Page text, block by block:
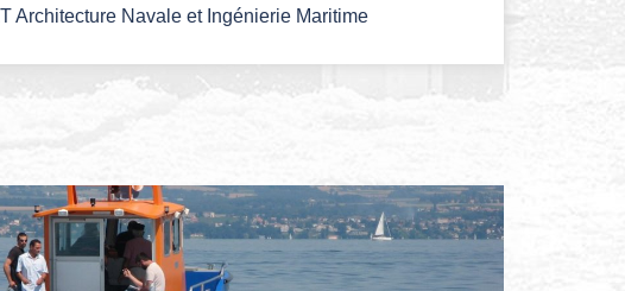
Architecture Navale et Ingénierie Maritime